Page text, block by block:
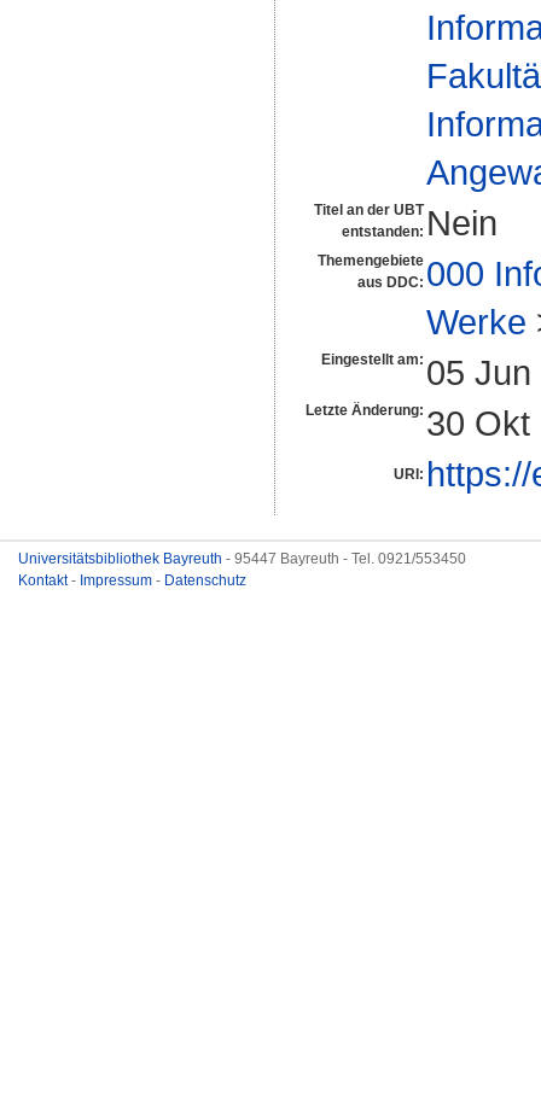
Titel an der UBT
entstanden: Nein
Themengebiete
aus DDC: 000
Werke
Eingestellt am: 05
Letzte Änderung: 30 Okt
URI:
Universitätsbibliothek Bayreuth - 95447 Bayreuth - Tel. 0921/553450
Kontakt- Impressum - Datenschutz